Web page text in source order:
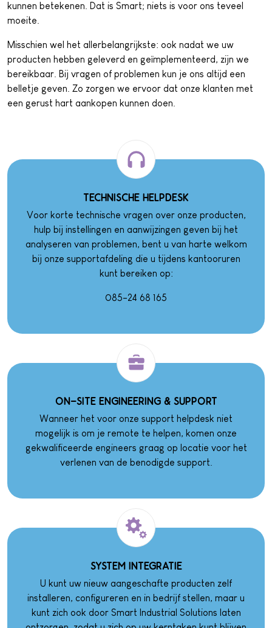
kunnen betekenen. Dat is Smart; niets is voor ons teveel
moeite.
Misschien wel het allerbelangrijkste: ook nadat we uw
producten hebben geleverd en geïmplementeerd, zijn we
bereikbaar. Bij vragen of problemen kun je ons altijd een
belletje geven. Zo zorgen we ervoor dat onze klanten met
een gerust hart aankopen kunnen doen.
TECHNISCHE HELPDESK
Voor korte technische vragen over onze producten,
hulp bij instellingen en aanwijzingen geven bij het
analyseren van problemen, bent u van harte welkom
bij onze supportafdeling die u tijdens kantooruren
kunt bereiken op:
085-24 68 165
ON-SITE ENGINEERING & SUPPORT
Wanneer het voor onze support helpdesk niet
mogelijk is om je remote te helpen, komen onze
gekwalificeerde engineers graag op locatie voor het
verlenen van de benodigde support.
SYSTEM INTEGRATIE
U kunt uw nieuw aangeschafte producten zelf
installeren, configureren en in bedrijf stellen, maar u
kunt zich ook door Smart Industrial Solutions laten